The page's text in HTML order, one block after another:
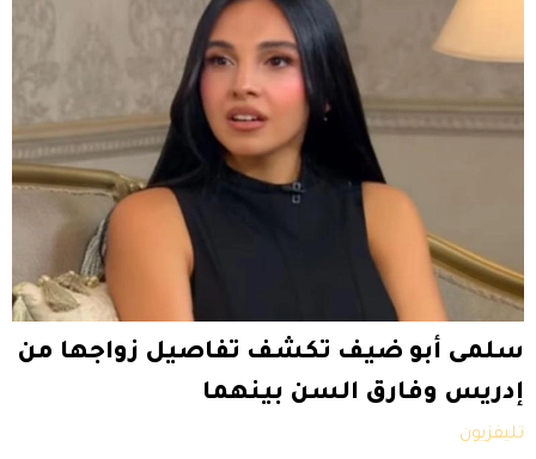
سلمى أبو ضيف تكشف تفاصيل زواجها من
إدريس وفارق السن بينهما
تليفزيون